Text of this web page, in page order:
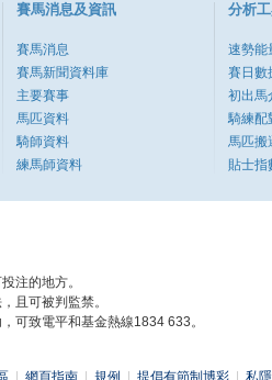
賽馬消息及資訊
賽馬消息
賽馬新聞資料庫
主要賽事
馬匹資料
騎師資料
練馬師資料
分析
速勢能
賽日數
初出馬
騎練配
馬匹搬
貼士指
注的地方。
且可被判監禁。
可致電平和基金熱線1834 633。
網頁指南 規例 提倡有節制博彩 私